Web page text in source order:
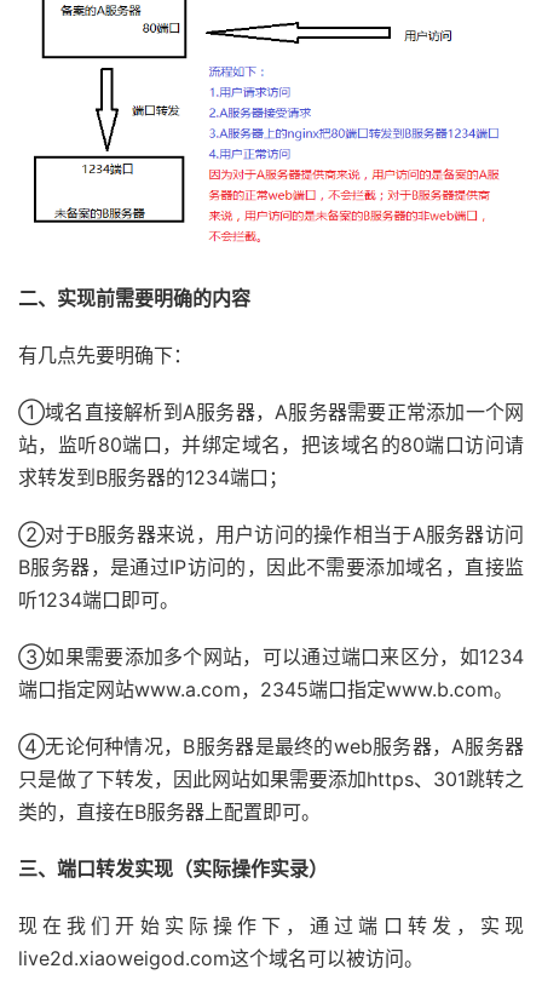
二、实现前需要明确的内容
有几点先要明确下：
①域名直接解析到A服务器，A服务器需要正常添加一个网
站，监听80端口，并绑定域名，把该域名的80端口访问请
求转发到B服务器的1234端口；
②对于B服务器来说，用户访问的操作相当于A服务器访问
B服务器，是通过IP访问的，因此不需要添加域名，直接监
听1234端口即可。
③如果需要添加多个网站，可以通过端口来区分，如1234
端口指定网站www.a.com，2345端口指定www.b.com。
④无论何种情况，B服务器是最终的web服务器，A服务器
只是做了下转发，因此网站如果需要添加https、301跳转之
类的，直接在B服务器上配置即可。
三、端口转发实现（实际操作实录）
现在我们开始实际操作下，通过端口转发，实现
live2d.xiaoweigod.com这个域名可以被访问。